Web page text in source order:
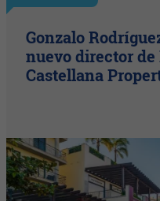
Gonzalo
nuevo director
Castellana